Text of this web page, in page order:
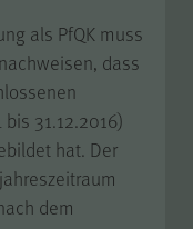
als PfQK muss
dass
31.12.2016)
hat. Der
dem